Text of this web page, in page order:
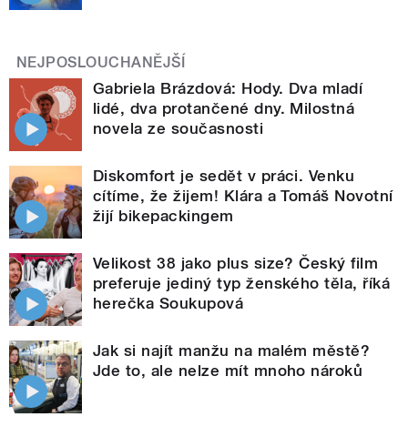
NEJPOSLOUCHANĚJŠÍ
Gabriela Brázdová: Hody. Dva mladí
lidé, dva protančené dny. Milostná
novela ze současnosti
Diskomfort je sedět v práci. Venku
cítíme, že žijem! Klára a Tomáš Novotní
žijí bikepackingem
Velikost 38 jako plus size? Český film
preferuje jediný typ ženského těla, říká
herečka Soukupová
Jak si najít manžu na malém městě?
Jde to, ale nelze mít mnoho nároků